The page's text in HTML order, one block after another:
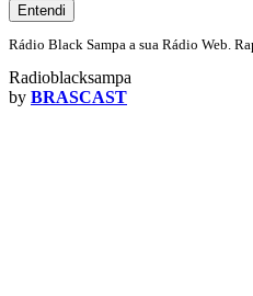
Entendi
Rádio Black Sampa a sua Rádio Web.
Radioblacksampa
by BRASCAST